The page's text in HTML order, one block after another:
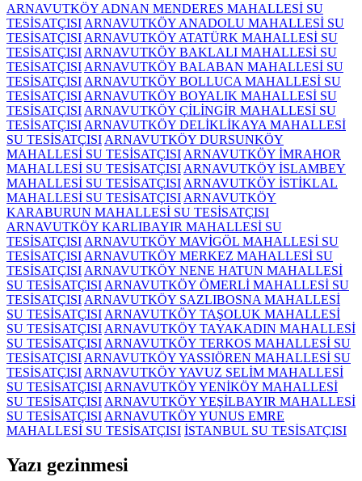
ARNAVUTKÖY ADNAN MENDERES MAHALLESİ SU
TESİSATÇISI ARNAVUTKÖY ANADOLU MAHALLESİ SU
TESİSATÇISI ARNAVUTKÖY ATATÜRK MAHALLESİ SU
TESİSATÇISI ARNAVUTKÖY BAKLALI MAHALLESİ SU
TESİSATÇISI ARNAVUTKÖY BALABAN MAHALLESİ SU
TESİSATÇISI ARNAVUTKÖY BOLLUCA MAHALLESİ SU
TESİSATÇISI ARNAVUTKÖY BOYALIK MAHALLESİ SU
TESİSATÇISI ARNAVUTKÖY ÇİLİNGİR MAHALLESİ SU
TESİSATÇISI ARNAVUTKÖY DELİKLİKAYA MAHALLESİ
SU TESİSATÇISI ARNAVUTKÖY DURSUNKÖY
MAHALLESİ SU TESİSATÇISI ARNAVUTKÖY İMRAHOR
MAHALLESİ SU TESİSATÇISI ARNAVUTKÖY İSLAMBEY
MAHALLESİ SU TESİSATÇISI ARNAVUTKÖY İSTİKLAL
MAHALLESİ SU TESİSATÇISI ARNAVUTKÖY
KARABURUN MAHALLESİ SU TESİSATÇISI
ARNAVUTKÖY KARLIBAYIR MAHALLESİ SU
TESİSATÇISI ARNAVUTKÖY MAVİGÖL MAHALLESİ SU
TESİSATÇISI ARNAVUTKÖY MERKEZ MAHALLESİ SU
TESİSATÇISI ARNAVUTKÖY NENE HATUN MAHALLESİ
SU TESİSATÇISI ARNAVUTKÖY ÖMERLİ MAHALLESİ SU
TESİSATÇISI ARNAVUTKÖY SAZLIBOSNA MAHALLESİ
SU TESİSATÇISI ARNAVUTKÖY TAŞOLUK MAHALLESİ
SU TESİSATÇISI ARNAVUTKÖY TAYAKADIN MAHALLESİ
SU TESİSATÇISI ARNAVUTKÖY TERKOS MAHALLESİ SU
TESİSATÇISI ARNAVUTKÖY YASSIÖREN MAHALLESİ SU
TESİSATÇISI ARNAVUTKÖY YAVUZ SELİM MAHALLESİ
SU TESİSATÇISI ARNAVUTKÖY YENİKÖY MAHALLESİ
SU TESİSATÇISI ARNAVUTKÖY YEŞİLBAYIR MAHALLESİ
SU TESİSATÇISI ARNAVUTKÖY YUNUS EMRE
MAHALLESİ SU TESİSATÇISI İSTANBUL SU TESİSATÇISI
Yazı gezinmesi